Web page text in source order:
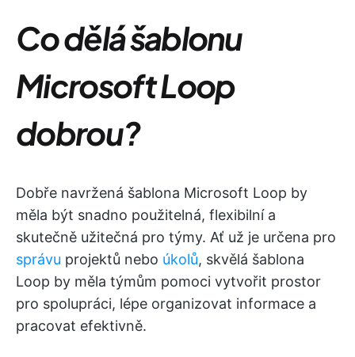
Co dělá šablonu
Microsoft Loop
dobrou?
Dobře navržená šablona Microsoft Loop by
měla být snadno použitelná, flexibilní a
skutečně užitečná pro týmy. Ať už je určena pro
správu projektů nebo úkolů, skvělá šablona
Loop by měla týmům pomoci vytvořit prostor
pro spolupráci, lépe organizovat informace a
pracovat efektivně.